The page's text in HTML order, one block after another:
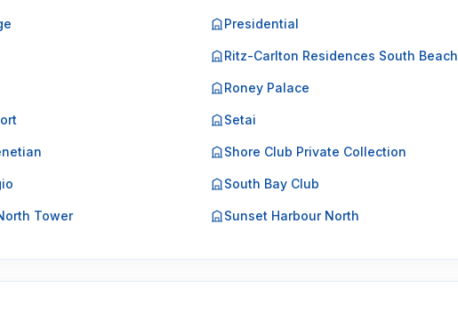
Tower
Presidential
Ritz-Carlton Residences South Beach
Roney Palace
Setai
Shore Club Private Collection
South Bay Club
Sunset Harbour North